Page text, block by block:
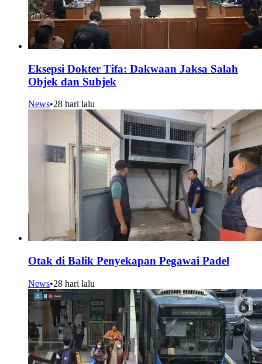
Eksepsi Dokter Tifa: Dakwaan Jaksa Salah
Objek dan Subjek
News•28 hari lalu
Otak di Balik Penyekapan Pegawai Padel
News•28 hari lalu